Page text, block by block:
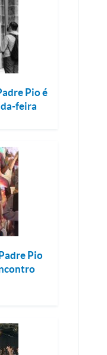
Pio é
feira
Pio